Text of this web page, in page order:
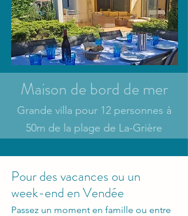
Maison de bord de mer
Grande villa pour 12 personnes à
50m de la plage de La-Grière
Passez un moment en famille ou entre
Pour des vacances ou un
week-end en Vendée